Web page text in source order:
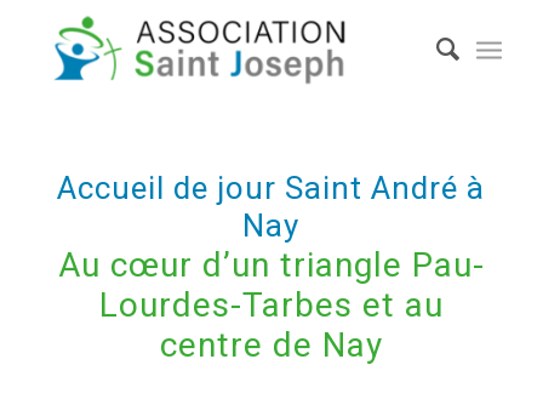
Accueil de jour Saint André à
Nay
Au cœur d’un triangle Pau-
Lourdes-Tarbes et au
centre de Nay